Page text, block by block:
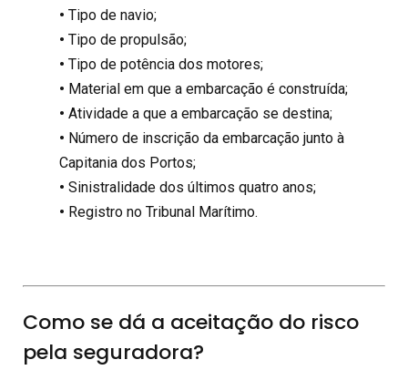
• Tipo de navio;
• Tipo de propulsão;
• Tipo de potência dos motores;
• Material em que a embarcação é construída;
• Atividade a que a embarcação se destina;
• Número de inscrição da embarcação junto à
Capitania dos Portos;
• Sinistralidade dos últimos quatro anos;
• Registro no Tribunal Marítimo.
Como se dá a aceitação do risco
pela seguradora?